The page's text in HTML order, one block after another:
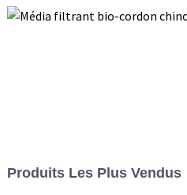
Produits Les Plus Vendus